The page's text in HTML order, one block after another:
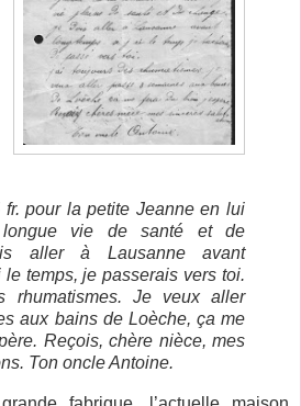
fr. pour la petite Jeanne en lui
longue vie de santé et de
aller à Lausanne avant
le temps, je passerais vers toi.
rhumatismes. Je veux aller
aux bains de Loèche, ça me
Reçois, chère nièce, mes
Ton oncle Antoine.